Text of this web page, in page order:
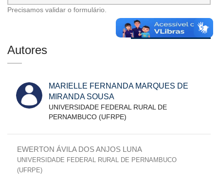
Precisamos validar o formulário.
Autores
MARIELLE FERNANDA MARQUES DE
MIRANDA SOUSA
UNIVERSIDADE FEDERAL RURAL DE
PERNAMBUCO (UFRPE)
EWERTON ÁVILA DOS ANJOS LUNA
UNIVERSIDADE FEDERAL RURAL DE PERNAMBUCO
(UFRPE)